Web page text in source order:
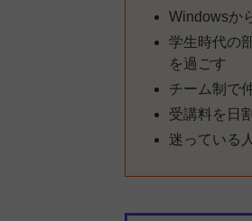
Windowsか
学生時代の
を過ごす
チーム制で
受講料を日
迷っている